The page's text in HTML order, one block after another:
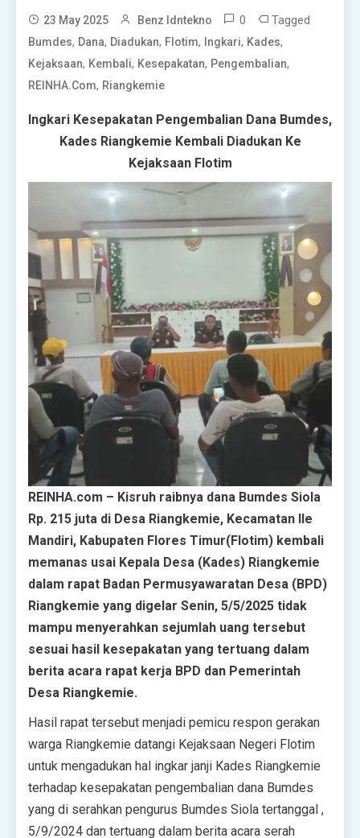
23 May 2025 Benz Idntekno 0 Tagged
Bumdes, Dana, Diadukan, Flotim, Ingkari, Kades,
Kejaksaan, Kembali, Kesepakatan, Pengembalian,
REINHA.com, Riangkemie
Ingkari Kesepakatan Pengembalian Dana Bumdes,
Kades Riangkemie Kembali Diadukan Ke
Kejaksaan Flotim
REINHA.com – Kisruh raibnya dana Bumdes Siola
Rp. 215 juta di Desa Riangkemie, Kecamatan Ile
Mandiri, Kabupaten Flores Timur(Flotim) kembali
memanas usai Kepala Desa (Kades) Riangkemie
dalam rapat Badan Permusyawaratan Desa (BPD)
Riangkemie yang digelar Senin, 5/5/2025 tidak
mampu menyerahkan sejumlah uang tersebut
sesuai hasil kesepakatan yang tertuang dalam
berita acara rapat kerja BPD dan Pemerintah
Desa Riangkemie.
Hasil rapat tersebut menjadi pemicu respon gerakan
warga Riangkemie datangi Kejaksaan Negeri Flotim
untuk mengadukan hal ingkar janji Kades Riangkemie
terhadap kesepakatan pengembalian dana Bumdes
yang di serahkan pengurus Bumdes Siola tertanggal ,
5/9/2024 dan tertuang dalam berita acara serah